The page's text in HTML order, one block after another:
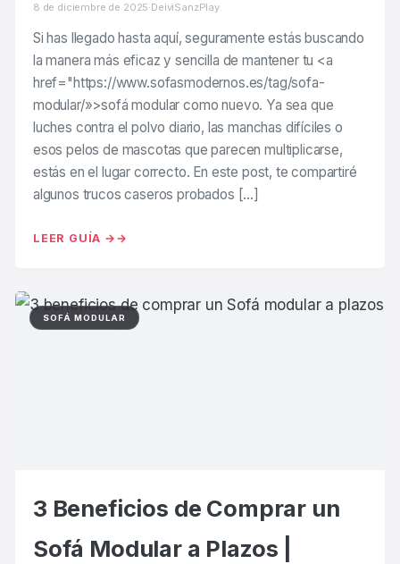
8 de diciembre de 2025·DeiviSanzPlay
Si has llegado hasta aquí, seguramente estás buscando
la manera más eficaz y sencilla de mantener tu <a
href="https://www.sofasmodernos.es/tag/sofa-
modular/»>sofá modular como nuevo. Ya sea que
luches contra el polvo diario, las manchas difíciles o
esos pelos de mascotas que parecen multiplicarse,
estás en el lugar correcto. En este post, te compartiré
algunos trucos caseros probados […]
LEER GUÍA →
SOFÁ MODULAR
3 Beneficios de Comprar un
Sofá Modular a Plazos |